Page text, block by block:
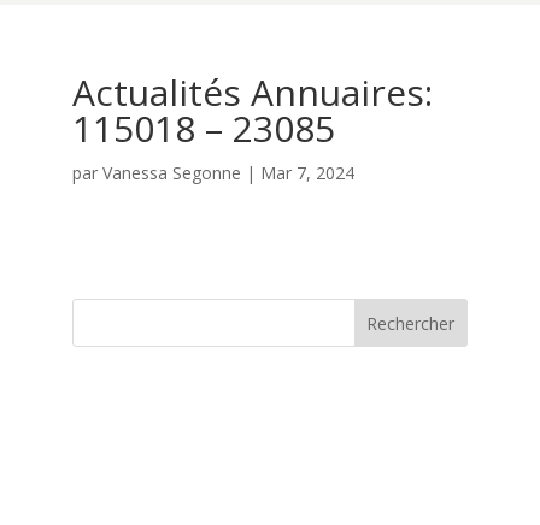
Actualités Annuaires:
115018 – 23085
par Vanessa Segonne | Mar 7, 2024
Rechercher